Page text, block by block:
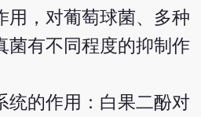
用，对葡萄球菌、多种
菌有不同程度的抑制作
统的作用：白果二酚对